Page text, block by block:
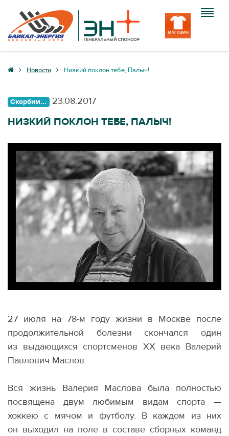
Клуб
Вход
Новости Низкий поклон тебе, Палыч!
Скорбим... 23.08.2017
НИЗКИЙ ПОКЛОН ТЕБЕ, ПАЛЫЧ!
27 июля на 78-м году жизни в Москве после
продолжительной болезни скончался один
из выдающихся спортсменов XX века Валерий
Павлович Маслов.
Вся жизнь Валерия Маслова была полностью
посвящена двум любимым видам спорта —
хоккею с мячом и футболу. В каждом из них
он выходил на поле в составе сборных команд